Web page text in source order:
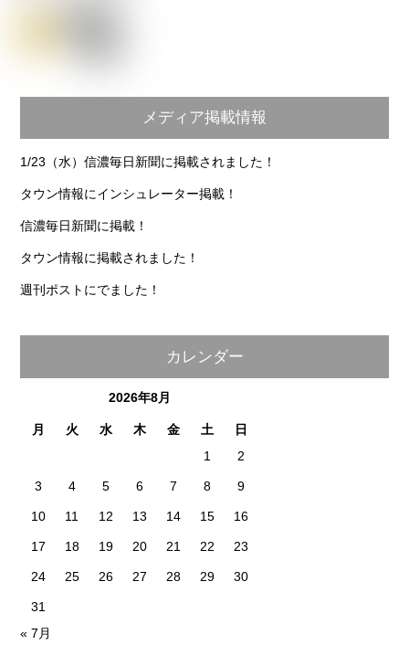
メディア掲載情報
1/23（水）信濃毎日新聞に掲載されました！
タウン情報にインシュレーター掲載！
信濃毎日新聞に掲載！
タウン情報に掲載されました！
週刊ポストにでました！
カレンダー
2026年8月
月 火 水 木 金 土
日
1
2
3 4 5 6 7 8 9
10 11 12 13 14 15 16
17 18 19 20 21 22 23
24 25 26 27 28 29 30
31
« 7月